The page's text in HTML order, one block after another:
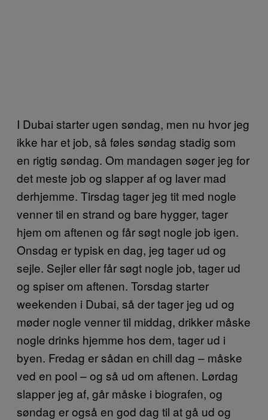
I Dubai starter ugen søndag, men nu hvor jeg
ikke har et job, så føles søndag stadig som
en rigtig søndag. Om mandagen søger jeg for
det meste job og slapper af og laver mad
derhjemme. Tirsdag tager jeg tit med nogle
venner til en strand og bare hygger, tager
hjem om aftenen og får søgt nogle job igen.
Onsdag er typisk en dag, jeg tager ud og
sejle. Sejler eller får søgt nogle job, tager ud
og spiser om aftenen. Torsdag starter
weekenden i Dubai, så der tager jeg ud og
møder nogle venner til middag, drikker måske
nogle drinks hjemme hos dem, tager ud i
byen. Fredag er sådan en chill dag – måske
ved en pool – og så ud om aftenen. Lørdag
slapper jeg af, går måske i biografen, og
søndag er også en god dag til at gå ud og